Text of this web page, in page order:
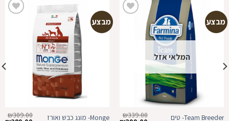
מבצע
המלאי אזל
Team Breeder- טים
₪339.00
מבצע
Monge- מונג כבש ואורז
₪309.00